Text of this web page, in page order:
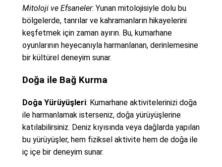
Mitoloji ve Efsaneler: Yunan mitolojisiyle dolu bu
bölgelerde, tanrılar ve kahramanların hikayelerini
keşfetmek için zaman ayırın. Bu, kumarhane
oyunlarının heyecanıyla harmanlanan, derinlemesine
bir kültürel deneyim sunar.
Doğa ile Bağ Kurma
Doğa Yürüyüşleri: Kumarhane aktivitelerinizi doğa
ile harmanlamak isterseniz, doğa yürüyüşlerine
katılabilirsiniz. Deniz kıyısında veya dağlarda yapılan
bu yürüyüşler, hem fiziksel aktivite hem de doğa ile
iç içe bir deneyim sunar.